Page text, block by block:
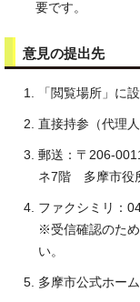
要です。
意見の提出先
「閲覧場所」に
直接持参（代理
郵送：〒206-
ネ7階 多摩市役
ファクシミリ：
※受信確認のた
い。
多摩市公式ホー